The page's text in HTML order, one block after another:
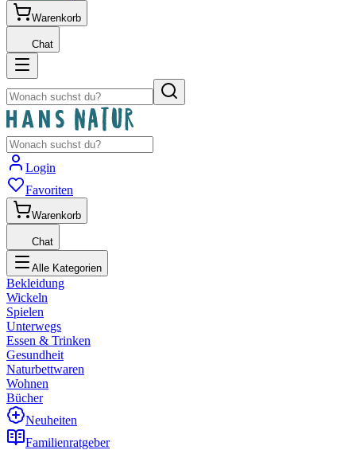
Warenkorb
Chat
Login
Favoriten
Warenkorb
Chat
Alle Kategorien
Bekleidung
Wickeln
Spielen
Unterwegs
Essen & Trinken
Gesundheit
Naturbettwaren
Wohnen
Bücher
Neuheiten
Familienratgeber